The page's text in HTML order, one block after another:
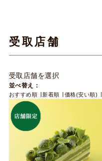
受取店舗
受取店舗を選択
並べ替え：
おすすめ順 新着順 価格(安い順)